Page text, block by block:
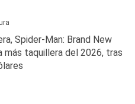
Spider-Man: Brand New
más taquillera del 2026, tras